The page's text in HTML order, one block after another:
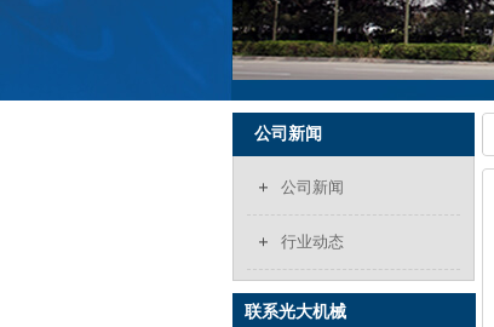
公司新闻
公司新闻
行业动态
联系光大机械